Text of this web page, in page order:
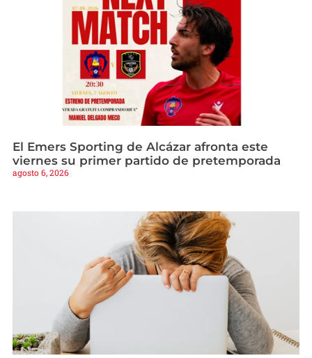
El Emers Sporting de Alcázar afronta este
viernes su primer partido de pretemporada
agosto 6, 2026